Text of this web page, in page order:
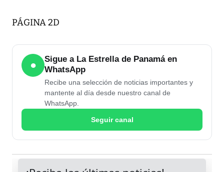
PÁGINA 2D
●
Sigue a La Estrella de Panamá en
WhatsApp
Recibe una selección de noticias importantes y
mantente al día desde nuestro canal de
WhatsApp.
Seguir canal